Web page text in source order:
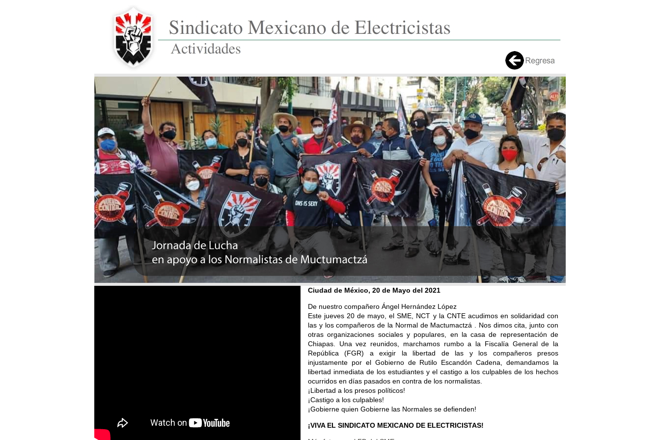
Ciudad de México, 20 de Mayo del 2021
De nuestro compañero Ángel Hernández López
Este jueves 20 de mayo, el SME, NCT y la CNTE acudimos en solidaridad con
las y los compañeros de la Normal de Mactumactzá . Nos dimos cita, junto con
otras organizaciones sociales y populares, en la casa de representación de
Chiapas. Una vez reunidos, marchamos rumbo a la Fiscalía General de la
República (FGR) a exigir la libertad de las y los compañeros presos
injustamente por el Gobierno de Rutilo Escandón Cadena, demandamos la
libertad inmediata de los estudiantes y el castigo a los culpables de los hechos
ocurridos en días pasados en contra de los normalistas.
¡Libertad a los presos políticos!
¡Castigo a los culpables!
¡Gobierne quien Gobierne las Normales se defienden!
¡VIVA EL SINDICATO MEXICANO DE ELECTRICISTAS!